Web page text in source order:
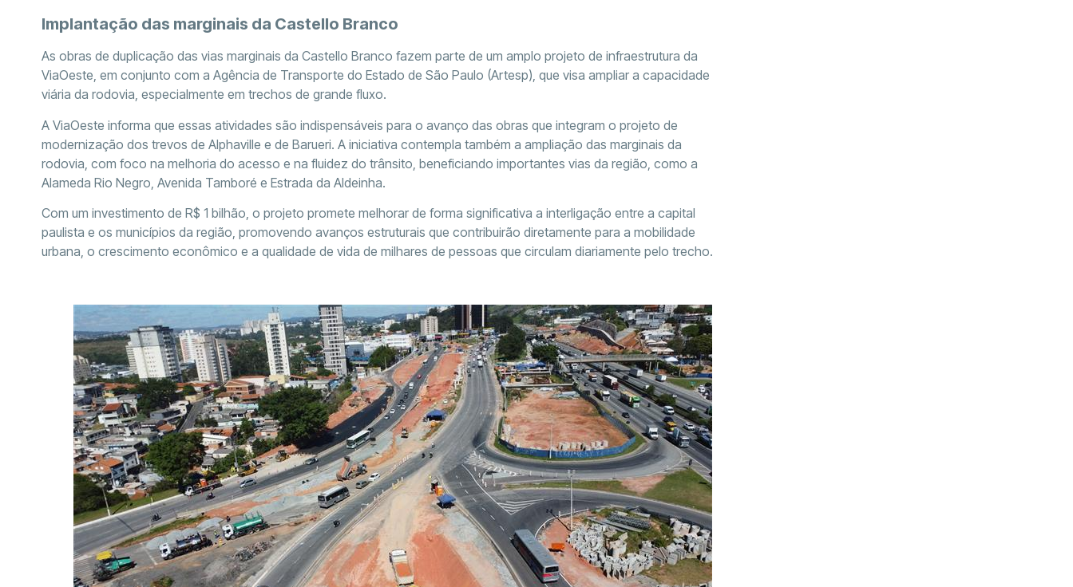
Implantação das marginais da Castello Branco
As obras de duplicação das vias marginais da Castello Branco fazem parte de um amplo projeto de infraestrutura da
ViaOeste, em conjunto com a Agência de Transporte do Estado de São Paulo (Artesp), que visa ampliar a capacidade
viária da rodovia, especialmente em trechos de grande fluxo.
A ViaOeste informa que essas atividades são indispensáveis para o avanço das obras que integram o projeto de
modernização dos trevos de Alphaville e de Barueri. A iniciativa contempla também a ampliação das marginais da
rodovia, com foco na melhoria do acesso e na fluidez do trânsito, beneficiando importantes vias da região, como a
Alameda Rio Negro, Avenida Tamboré e Estrada da Aldeinha.
Com um investimento de R$ 1 bilhão, o projeto promete melhorar de forma significativa a interligação entre a capital
paulista e os municípios da região, promovendo avanços estruturais que contribuirão diretamente para a mobilidade
urbana, o crescimento econômico e a qualidade de vida de milhares de pessoas que circulam diariamente pelo trecho.